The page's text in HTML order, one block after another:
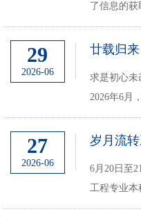
了信息的
方式，为人
步。从我们
DeepSeek
信息技术的
29
2026-06
求是初心未
2026年6月
批“归客
友。四个
规模最大的
十年，06
27
2026-06
6月20日至
工程专业本
十周年返校